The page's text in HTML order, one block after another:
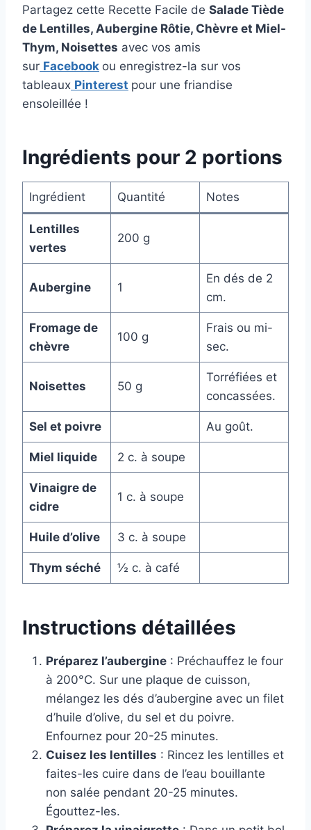
Partagez cette Recette Facile de Salade Tiède
de Lentilles, Aubergine Rôtie, Chèvre et Miel-
Thym, Noisettes avec vos amis
sur Facebook ou enregistrez-la sur vos
tableaux Pinterest pour une friandise
ensoleillée !
Ingrédients pour 2 portions
Ingrédient Quantité Notes
Lentilles
vertes
200 g
Aubergine 1
En dés de 2
cm.
Fromage de
chèvre
100 g
Frais ou mi-
sec.
Noisettes 50 g
Torréfiées et
concassées.
Sel et poivre Au goût.
Miel liquide 2 c. à soupe
Vinaigre de
cidre
1 c. à soupe
Huile d’olive 3 c. à soupe
Thym séché ½ c. à café
Instructions détaillées
Préparez l’aubergine : Préchauffez le four
à 200°C. Sur une plaque de cuisson,
mélangez les dés d’aubergine avec un filet
d’huile d’olive, du sel et du poivre.
Enfournez pour 20-25 minutes.
Cuisez les lentilles : Rincez les lentilles et
faites-les cuire dans de l’eau bouillante
non salée pendant 20-25 minutes.
Égouttez-les.